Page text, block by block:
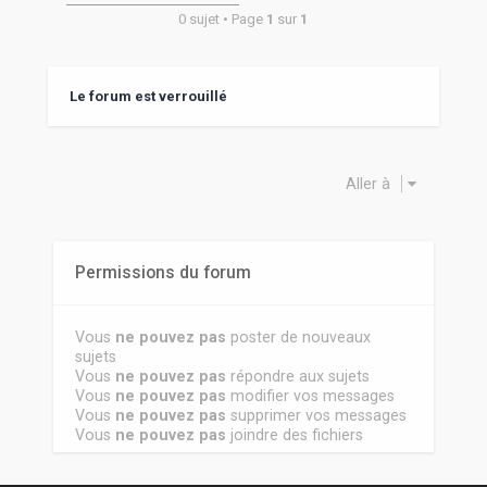
0 sujet • Page 1 sur 1
Le forum est verrouillé
Aller à
Permissions du forum
Vous ne pouvez pas poster de nouveaux
sujets
Vous ne pouvez pas répondre aux sujets
Vous ne pouvez pas modifier vos messages
Vous ne pouvez pas supprimer vos messages
Vous ne pouvez pas joindre des fichiers